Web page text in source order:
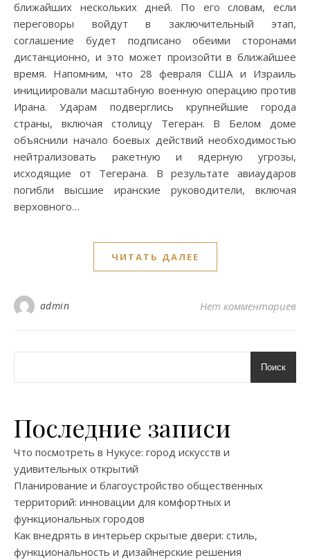
ближайших нескольких дней. По его словам, если
переговоры войдут в заключительный этап,
соглашение будет подписано обеими сторонами
дистанционно, и это может произойти в ближайшее
время. Напомним, что 28 февраля США и Израиль
инициировали масштабную военную операцию против
Ирана. Ударам подверглись крупнейшие города
страны, включая столицу Тегеран. В Белом доме
объяснили начало боевых действий необходимостью
нейтрализовать ракетную и ядерную угрозы,
исходящие от Тегерана. В результате авиаударов
погибли высшие иранские руководители, включая
верховного…
ЧИТАТЬ ДАЛЕЕ
admin Нет комментариев
Поиск
Последние записи
Что посмотреть в Нукусе: город искусств и
удивительных открытий
Планирование и благоустройство общественных
территорий: инновации для комфортных и
функциональных городов
Как внедрять в интерьер скрытые двери: стиль,
функциональность и дизайнерские решения